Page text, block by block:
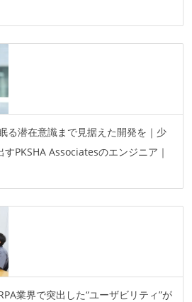
pro
る潜在意識まで見据えた開発を｜少
PKSHA Associatesのエンジニア｜
業界で突出した“ユーザビリティ”が